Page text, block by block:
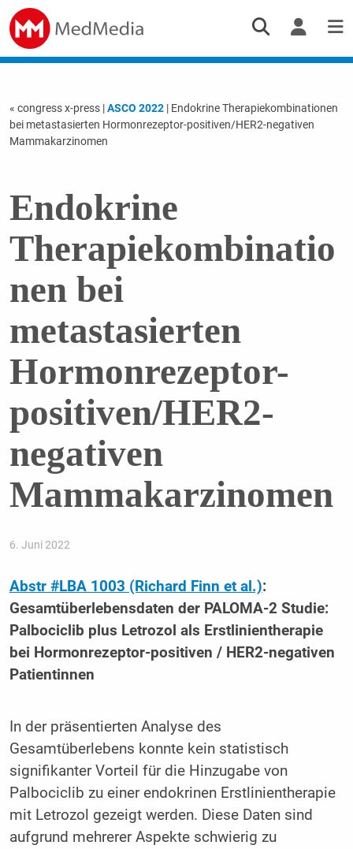
« congress x-press |ASCO 2022| Endokrine Therapiekombinationen
bei metastasierten Hormonrezeptor-positiven/HER2-negativen
Mammakarzinomen
Endokrine
Therapiekombinatio
nen bei
metastasierten
Hormonrezeptor-
positiven/HER2-
negativen
Mammakarzinomen
6. Juni 2022
Abstr #LBA 1003 (Richard Finn et al.):
Gesamtüberlebensdaten der PALOMA-2 Studie:
Palbociclib plus Letrozol als Erstlinientherapie
bei Hormonrezeptor-positiven / HER2-negativen
Patientinnen
In der präsentierten Analyse des
Gesamtüberlebens konnte kein statistisch
signifikanter Vorteil für die Hinzugabe von
Palbociclib zu einer endokrinen Erstlinientherapie
mit Letrozol gezeigt werden. Diese Daten sind
aufgrund mehrerer Aspekte schwierig zu